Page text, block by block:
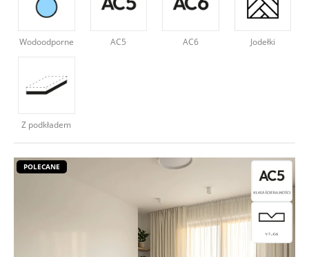
Wodoodporne AC5 AC6 Jodełki
Z podkładem
POLECANE